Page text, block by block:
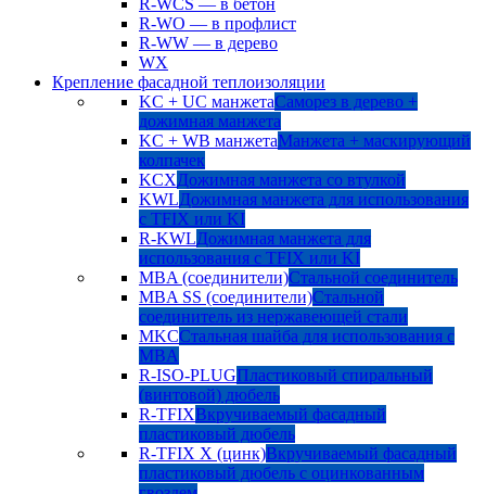
R-WCS — в бетон
R-WO — в профлист
R-WW — в дерево
WX
Крепление фасадной теплоизоляции
KC + UC манжетаСаморез в дерево +
дожимная манжета
KC + WB манжетаМанжета + маскирующий
колпачек
KCXДожимная манжета со втулкой
KWLДожимная манжета для использования
с TFIX или KI
R-KWLДожимная манжета для
использования с TFIX или KI
MBA (соединители)Стальной соединитель
MBA SS (соединители)Стальной
соединитель из нержавеющей стали
MKCСтальная шайба для использования с
MBA
R-ISO-PLUGПластиковый спиральный
(винтовой) дюбель
R-TFIXВкручиваемый фасадный
пластиковый дюбель
R-TFIX X (цинк)Вкручиваемый фасадный
пластиковый дюбель с оцинкованным